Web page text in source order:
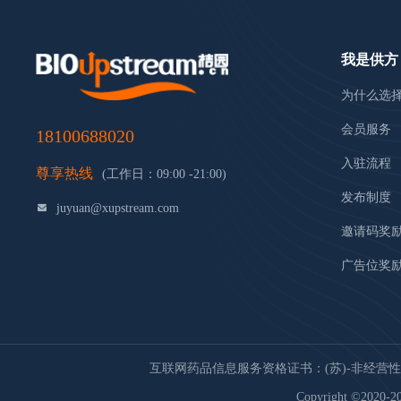
18100688020
尊享热线 (工作日：09:00 -21:00)
juyuan@xupstream.com
我是供方
为什么选
会员服务
入驻流程
发布制度
邀请码奖
广告位奖
互联网药品信息服务资格证书：(苏)-非经营性
Copyright ©2020-